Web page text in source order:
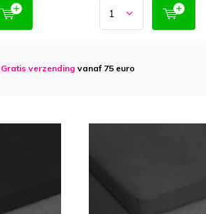
Gratis verzending vanaf 75 euro